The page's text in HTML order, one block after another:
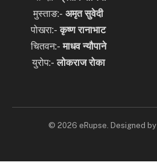
मुस्ताङ:- अमृत सुवेदी
पोखरा:-कृष्ण रानाभाट
चितवन:-माधव न्यौपाने
युरोप:-लोकराज रोका
© 2026 eRupse. Designed by